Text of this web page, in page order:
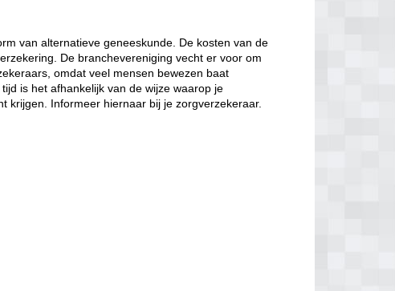
van alternatieve geneeskunde. De kosten van de
De branchevereniging vecht er voor om
omdat veel mensen bewezen baat
is het afhankelijk van de wijze waarop je
krijgen. Informeer hiernaar bij je zorgverzekeraar.